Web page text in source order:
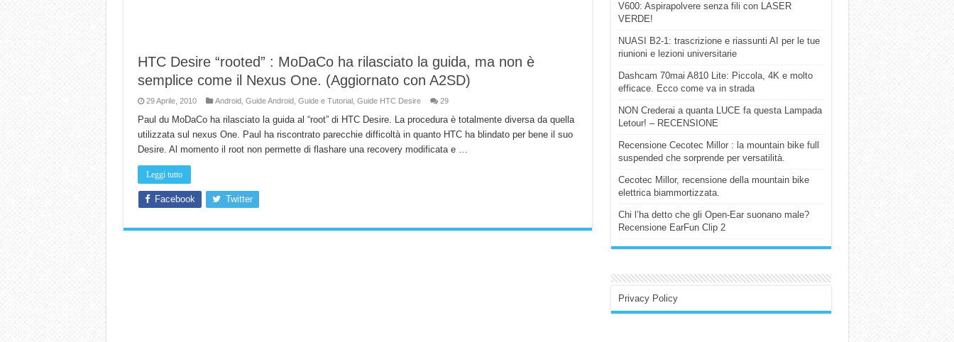
HTC Desire “rooted” : MoDaCo ha rilasciato la guida, ma non è
semplice come il Nexus One. (Aggiornato con A2SD)
29 Aprile, 2010 Android Guide Android Guide e Tutorial Guide HTC Desire 29
Paul du MoDaCo ha rilasciato la guida al “root” di HTC Desire. La procedura è totalmente diversa da quella
utilizzata sul nexus One. Paul ha riscontrato parecchie difficoltà in quanto HTC ha blindato per bene il suo
Desire. Al momento il root non permette di flashare una recovery modificata e …
Leggi tutto
Facebook Twitter
V600: Aspirapolvere senza fili con LASER
VERDE!
NUASI B2-1: trascrizione e riassunti AI per le tue
riunioni e lezioni universitarie
Dashcam 70mai A810 Lite: Piccola, 4K e molto
efficace. Ecco come va in strada
NON Crederai a quanta LUCE fa questa Lampada
Letour! – RECENSIONE
Recensione Cecotec Millor : la mountain bike full
suspended che sorprende per versatilità.
Cecotec Millor, recensione della mountain bike
elettrica biammortizzata.
Chi l’ha detto che gli Open-Ear suonano male?
Recensione EarFun Clip 2
Privacy Policy